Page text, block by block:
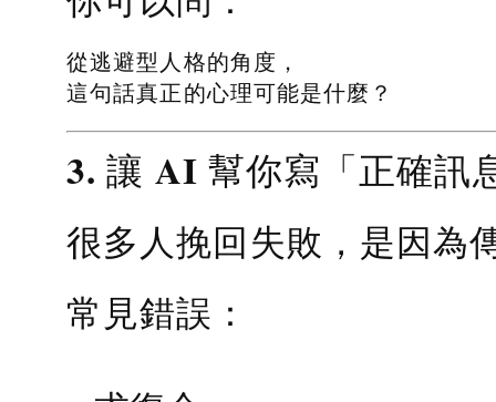
從逃避型人格的角度，
這句話真正的心理可能是什麼？
3. 讓 AI 幫你寫「正確訊
很多人挽回失敗，是因為
常見錯誤：